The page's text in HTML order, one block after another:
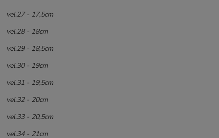
vel.27 - 17,5cm
vel.28 - 18cm
vel.29 - 18,5cm
vel.30 - 19cm
vel.31 - 19,5cm
vel.32 - 20cm
vel.33 - 20,5cm
vel.34 - 21cm